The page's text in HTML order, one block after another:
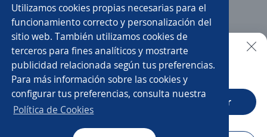
Utilizamos cookies propias necesarias para el
funcionamiento correcto y personalización del
sitio web. También utilizamos cookies de
terceros para fines analíticos y mostrarte
publicidad relacionada según tus preferencias.
Para más información sobre las cookies y
configurar tus preferencias, consulta nuestra
Política de Cookies
Mecánico mantenimiento Líder de proyecto
Chóferes con licencia vigente Multifuncionales
Operador/a de grúa Eléctrico
Administrador/a de contratos
Buscar es más fácil en la app
CT App Abrir